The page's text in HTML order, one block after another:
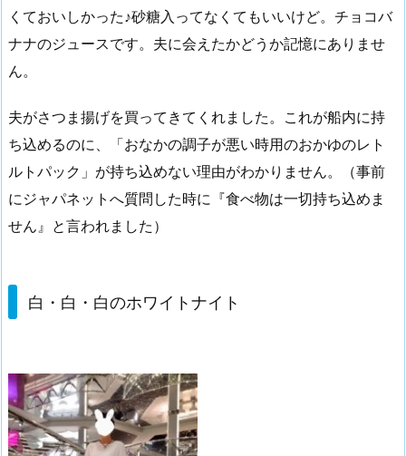
くておいしかった♪砂糖入ってなくてもいいけど。チョコバ
ナナのジュースです。夫に会えたかどうか記憶にありませ
ん。
夫がさつま揚げを買ってきてくれました。これが船内に持
ち込めるのに、「おなかの調子が悪い時用のおかゆのレト
ルトパック」が持ち込めない理由がわかりません。（事前
にジャパネットへ質問した時に『食べ物は一切持ち込めま
せん』と言われました）
白・白・白のホワイトナイト